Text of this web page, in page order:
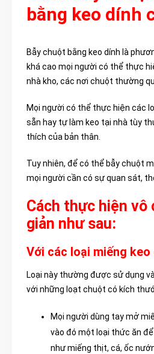
bằng keo dính
Bẫy chuột bằng keo dính là
khá cao mọi người có thể thực
nhà kho, các nơi chuột thường
Mọi người có thể thực hiện các
sẵn hay tự làm keo tại nhà tùy
thích của bản thân.
Tuy nhiên, để có thể bẫy chuột
mọi người cần có sự quan sát,
Cách thực hiện vô
giản như sau:
Với các loại miếng keo
Loại này thường được sử dụng
với những loạt chuột có kích
Mọi người dùng tay mở
vào đó một loại thức ăn
như miếng thịt, cá, ốc